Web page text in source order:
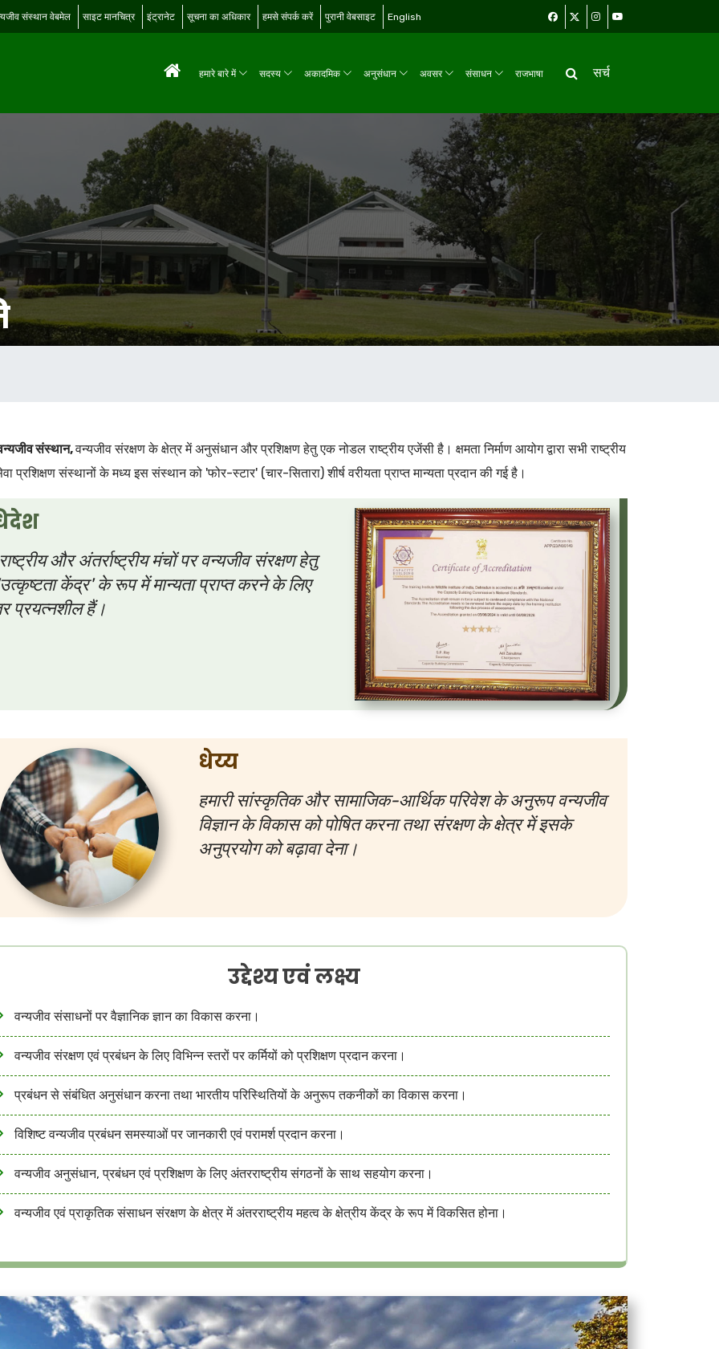
संस्थान वेबमेल साइट मानचित्र इंट्रानेट सूचना का अधिकार हमसे संपर्क करें पुरानी वेबसाइट English
हमारे बारे में सदस्य अकादमिक अनुसंधान अवसर संसाधन राजभाषा सर्च
संस्थान,वन्यजीव संरक्षण के क्षेत्र में अनुसंधान और प्रशिक्षण हेतु एक नोडल राष्ट्रीय एजेंसी है। क्षमता निर्माण आयोग द्वारा सभी राष्ट्रीय
प्रशिक्षण संस्थानों के मध्य इस संस्थान को 'फोर-स्टार' (चार-सितारा) शीर्ष वरीयता प्राप्त मान्यता प्रदान की गई है।
और अंतर्राष्ट्रीय मंचों पर वन्यजीव संरक्षण हेतु
केंद्र' के रूप में मान्यता प्राप्त करने के लिए
प्रयत्नशील हैं।
धेय्य
हमारी सांस्कृतिक और सामाजिक-आर्थिक परिवेश के अनुरूप वन्यजीव
विज्ञान के विकास को पोषित करना तथा संरक्षण के क्षेत्र में इसके
अनुप्रयोग को बढ़ावा देना।
उद्देश्य एवं लक्ष्य
वन्यजीव संसाधनों पर वैज्ञानिक ज्ञान का विकास करना।
वन्यजीव संरक्षण एवं प्रबंधन के लिए विभिन्न स्तरों पर कर्मियों को प्रशिक्षण प्रदान करना।
प्रबंधन से संबंधित अनुसंधान करना तथा भारतीय परिस्थितियों के अनुरूप तकनीकों का विकास करना।
विशिष्ट वन्यजीव प्रबंधन समस्याओं पर जानकारी एवं परामर्श प्रदान करना।
वन्यजीव अनुसंधान, प्रबंधन एवं प्रशिक्षण के लिए अंतरराष्ट्रीय संगठनों के साथ सहयोग करना।
वन्यजीव एवं प्राकृतिक संसाधन संरक्षण के क्षेत्र में अंतरराष्ट्रीय महत्व के क्षेत्रीय केंद्र के रूप में विकसित होना।